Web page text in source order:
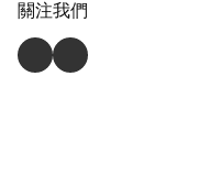
關注我們